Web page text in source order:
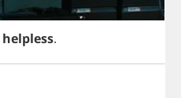
helpless.